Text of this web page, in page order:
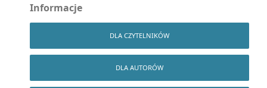
Informacje
DLA CZYTELNIKÓW
DLA AUTORÓW